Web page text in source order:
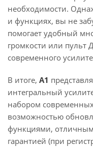
необходимости.
и функциях, вы не
помогает удобный
громкости или пульт
современного
В итоге, A1
интегральный
набором
возможностью
функциями,
гарантией (при